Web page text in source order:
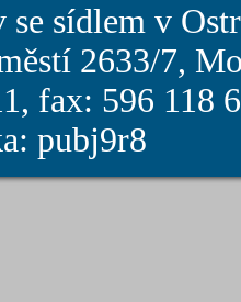
sídlem v
2633/7,
fax: 596 118
pubj9r8